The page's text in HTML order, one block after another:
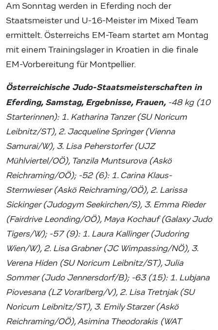
Am Sonntag werden in Eferding noch der
Staatsmeister und U-16-Meister im Mixed Team
ermittelt. Österreichs EM-Team startet am Montag
mit einem Trainingslager in Kroatien in die finale
EM-Vorbereitung für Montpellier.
Österreichische Judo-Staatsmeisterschaften in
Eferding, Samstag, Ergebnisse, Frauen, -48 kg (10
Starterinnen): 1. Katharina Tanzer (SU Noricum
Leibnitz/ST), 2. Jacqueline Springer (Vienna
Samurai/W), 3. Lisa Peherstorfer (UJZ
Mühlviertel/OÖ), Tanzila Muntsurova (Askö
Reichraming/OÖ); -52 (6): 1. Carina Klaus-
Sternwieser (Askö Reichraming/OÖ), 2. Larissa
Sickinger (Judogym Seekirchen/S), 3. Emma Rieder
(Fairdrive Leonding/OÖ), Maya Kochauf (Galaxy Judo
Tigers/W); -57 (9): 1. Laura Kallinger (Judoring
Wien/W), 2. Lisa Grabner (JC Wimpassing/NÖ), 3.
Verena Hiden (SU Noricum Leibnitz/ST), Julia
Sommer (Judo Jennersdorf/B); -63 (15): 1. Lubjana
Piovesana (LZ Vorarlberg/V), 2. Lisa Tretnjak (SU
Noricum Leibnitz/ST), 3. Emily Starzer (Askö
Reichraming/OÖ), Asimina Theodorakis (WAT